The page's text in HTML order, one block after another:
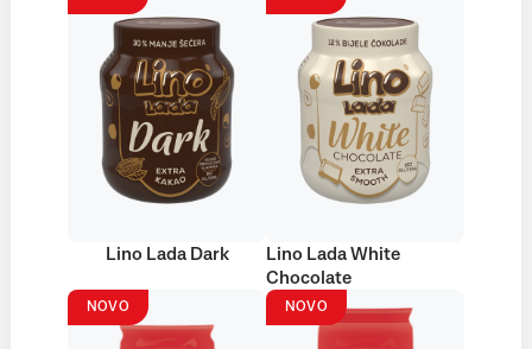
Lino Lada Dark
Lino Lada White
Chocolate
NOVO NOVO